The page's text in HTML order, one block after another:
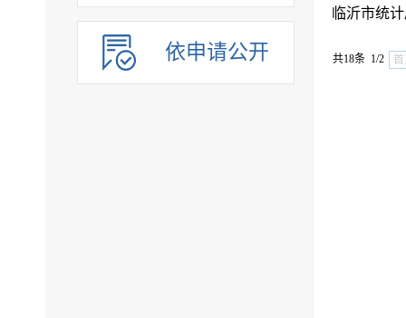
依申请公开
临沂市统
共18条 1/2